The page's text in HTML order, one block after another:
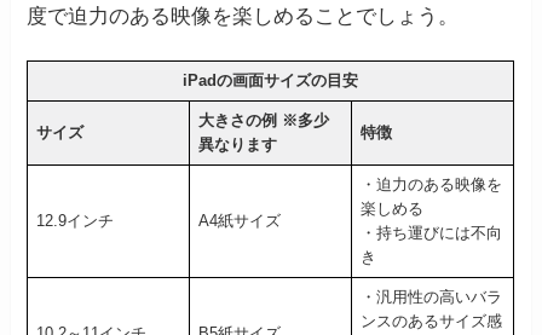
度で迫力のある映像を楽しめることでしょう。
iPadの画面サイズの目安
サイズ
大きさの例 ※多少
異なります
特徴
12.9インチ A4紙サイズ
・迫力のある映像を
楽しめる
・持ち運びには不向
き
・汎用性の高いバラ
ンスのあるサイズ感